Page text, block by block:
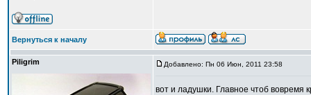
Вернуться к началу
Piligrim Добавлено: Пн 06 Июн, 2011 23:58
вот и ладушки. Главное чтоб вовремя